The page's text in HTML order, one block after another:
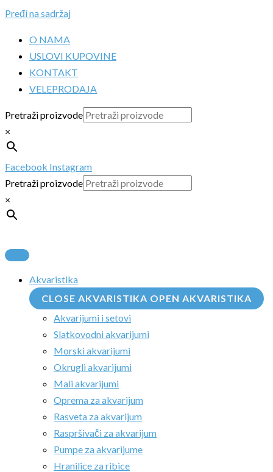
Pređi na sadržaj
O NAMA
USLOVI KUPOVINE
KONTAKT
VELEPRODAJA
Pretraži proizvode
×
Facebook Instagram
Pretraži proizvode
×
Akvaristika
CLOSE AKVARISTIKA OPEN AKVARISTIKA
Akvarijumi i setovi
Slatkovodni akvarijumi
Morski akvarijumi
Okrugli akvarijumi
Mali akvarijumi
Oprema za akvarijum
Rasveta za akvarijum
Raspršivači za akvarijum
Pumpe za akvarijume
Hranilice za ribice